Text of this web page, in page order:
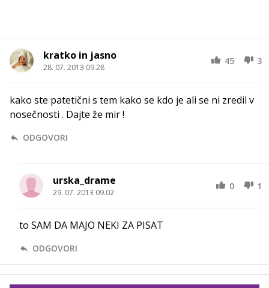
kratko in jasno
28. 07. 2013 09.28
45 3
kako ste patetični s tem kako se kdo je ali se ni zredil v
nosečnosti . Dajte že mir !
ODGOVORI
urska_drame
29. 07. 2013 09.02
0 1
to SAM DA MAJO NEKI ZA PISAT
ODGOVORI